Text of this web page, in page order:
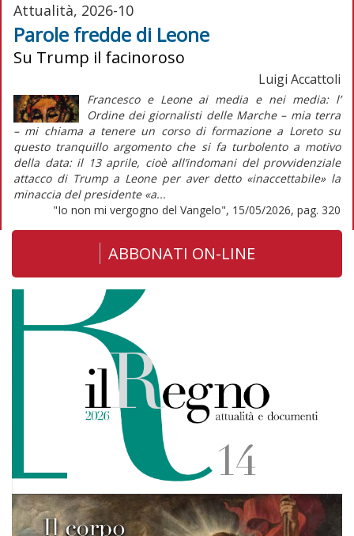
Attualità, 2026-10
Parole fredde di Leone
Su Trump il facinoroso
Luigi Accattoli
Francesco e Leone ai media e nei media: l’
Ordine dei giornalisti delle Marche – mia terra
– mi chiama a tenere un corso di formazione a Loreto su
questo tranquillo argomento che si fa turbolento a motivo
della data: il 13 aprile, cioè all’indomani del provvidenziale
attacco di Trump a Leone per aver detto «inaccettabile» la
minaccia del presidente «a...
"Io non mi vergogno del Vangelo", 15/05/2026, pag. 320
ABBONATI ON-LINE